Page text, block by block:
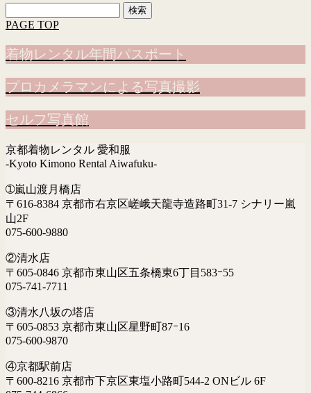
索:
PAGE TOP
着物レンタル年間パスポート
プロカメラマンによる写真撮影
セルフ写真館
京都着物レンタル 愛和服
-Kyoto Kimono Rental Aiwafuku-
➀嵐山渡月橋店
〒616-8384 京都市右京区嵯峨天龍寺造路町31-7 シナリー嵐
山2F
075-600-9880
②清水店
〒605-0846 京都市東山区五条橋東6丁目583ｰ55
075-741-7711
③清水八坂の塔店
〒605-0853 京都市東山区星野町87ｰ16
075-600-9870
④京都駅前店
〒600-8216 京都市下京区東塩小路町544-2 ONビル 6F